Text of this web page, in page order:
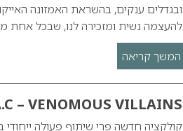
ובגדלים ענקים, בהשראת האמזונה
להעצמה נשית ומזכירה לנו, שבכל אחת
המשך קריאה
– VENOMOUS VILLAINS